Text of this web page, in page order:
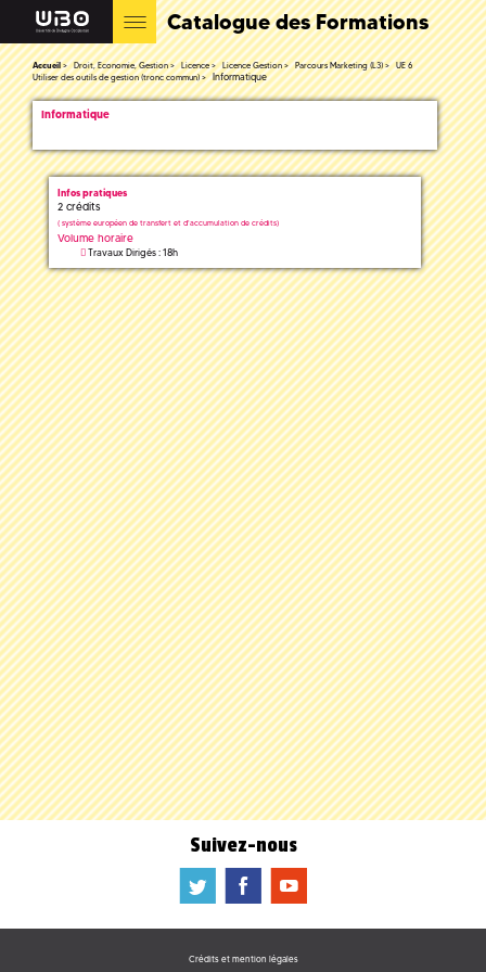
Catalogue des Formations
Accueil Droit, Economie, Gestion Licence Licence Gestion Parcours Marketing (L3)
UE 6
Utiliser des outils de gestion (tronc commun)
Informatique
Informatique
Infos pratiques
2 crédits
( système européen de transfert et d'accumulation de crédits)
Volume horaire
Travaux Dirigés : 18h
Suivez-nous
a b f
Crédits et mention légales